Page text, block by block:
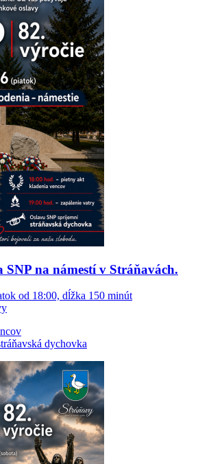
SNP na námestí v Stráňavách.
od 18:00, dĺžka 150 minút
dychovka